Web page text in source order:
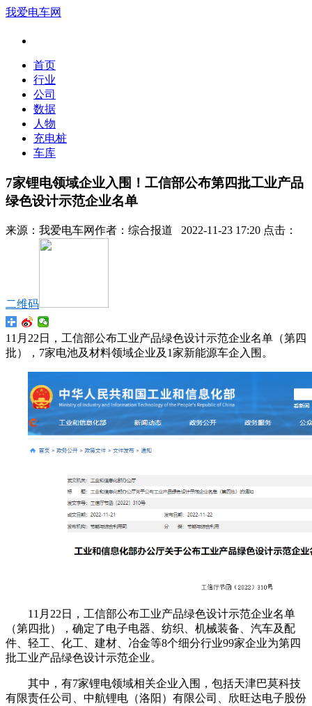
我爱电车网
首页
行业
公司
数据
人物
充电桩
车库
7家锂电领域企业入围！工信部公布第四批工业产品
绿色设计示范企业名单
来源： 我爱电车网作者： 综合报道 2022-11-23 17:20 点击：
二维码
11月22日，工信部公布工业产品绿色设计示范企业名单（第四
批），7家电池及材料领域企业及1家新能源车企入围。
11月22日，工信部公布工业产品绿色设计示范企业名单
（第四批），确定了电子电器、纺织、机械装备、汽车及配
件、轻工、化工、建材、冶金等8个细分行业99家企业为第四
批工业产品绿色设计示范企业。
其中，有7家锂电领域相关企业入围，包括天津巴莫科技
有限责任公司、中航锂电（洛阳）有限公司、欣旺达电子股份